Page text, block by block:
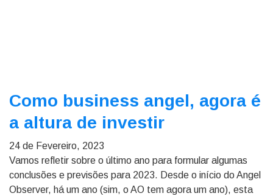
Como business angel, agora é
a altura de investir
24 de Fevereiro, 2023
Vamos refletir sobre o último ano para formular algumas
conclusões e previsões para 2023. Desde o início do Angel
Observer, há um ano (sim, o AO tem agora um ano), esta